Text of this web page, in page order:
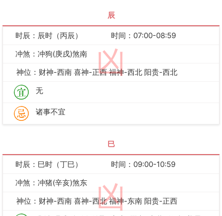
辰
凶
时辰：辰时（丙辰）
时间：07:00-08:59
冲煞：冲狗(庚戌)煞南
神位：财神-西南 喜神-正西 福神-西北 阳贵-西北
无
诸事不宜
巳
凶
时辰：巳时（丁巳）
时间：09:00-10:59
冲煞：冲猪(辛亥)煞东
神位：财神-西南 喜神-西北 福神-东南 阳贵-正西